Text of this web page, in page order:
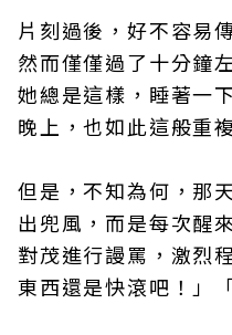
片刻過後，好不容易
然而僅僅過了十分鐘
她總是這樣，睡著一
晚上，也如此這般重
但是，不知為何，那
出兜風，而是每次醒
對茂進行謾罵，激烈
東西還是快滾吧！」